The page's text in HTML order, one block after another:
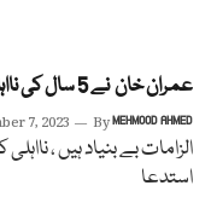
عمران خان نے 5 سال کی نااہلی کا اقدام لاہور ہائیکورٹ میں چیلنج کر دیا
7, 2023 ByMEHMOOD AHMED
الزامات بے بنیاد ہیں ،
استدعا